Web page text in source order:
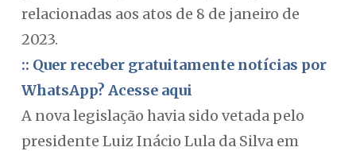
relacionadas aos atos de 8 de janeiro de
2023.
:: Quer receber gratuitamente notícias por
WhatsApp? Acesse aqui
A nova legislação havia sido vetada pelo
presidente Luiz Inácio Lula da Silva em